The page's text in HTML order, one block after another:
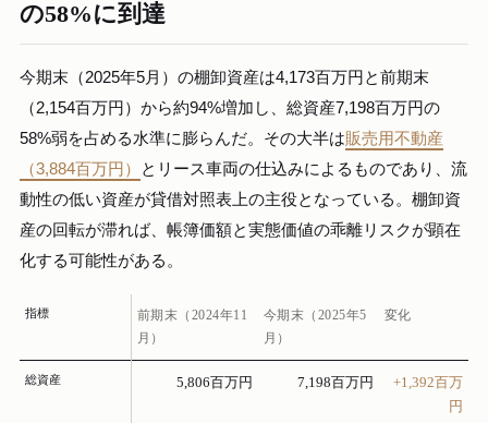
の58%に到達
今期末（2025年5月）の棚卸資産は4,173百万円と前期末
（2,154百万円）から約94%増加し、総資産7,198百万円の
58%弱を占める水準に膨らんだ。その大半は販売用不動産
（3,884百万円）
とリース車両の仕込みによるものであり、流
動性の低い資産が貸借対照表上の主役となっている。棚卸資
産の回転が滞れば、帳簿価額と実態価値の乖離リスクが顕在
化する可能性がある。
指標
前期末（2024年11
月）
今期末（2025年5
月）
変化
総資産 5,806百万円 7,198百万円
+1,392百万
円